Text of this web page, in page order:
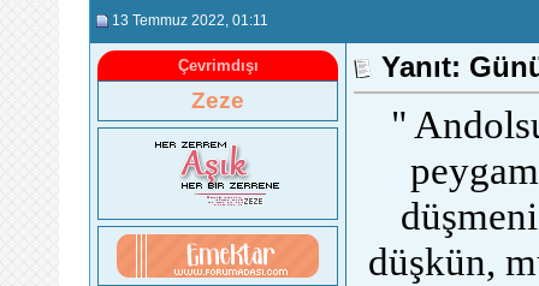
13 Temmuz 2022 , 01:11
Çevrimdışı
Zeze
Yanıt:
"
düşkün,